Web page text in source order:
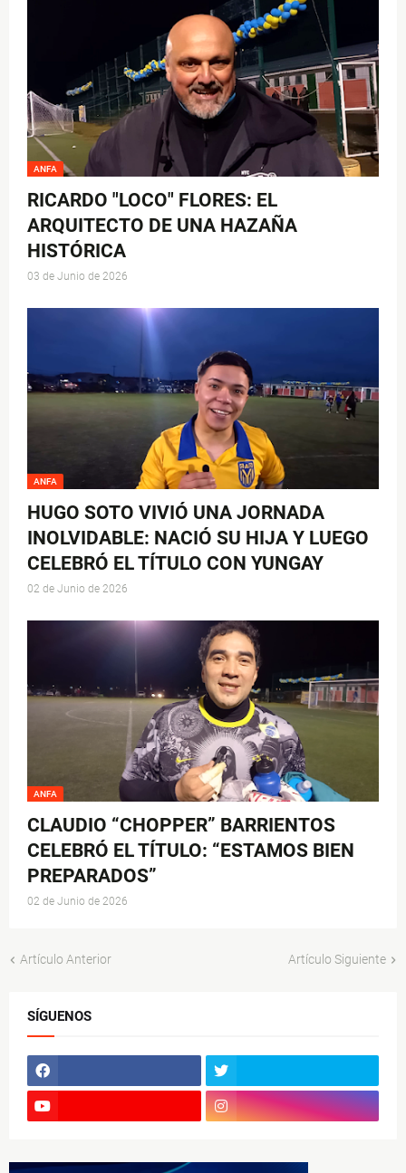
ANFA
RICARDO "LOCO" FLORES: EL
ARQUITECTO DE UNA HAZAÑA
HISTÓRICA
03 de Junio de 2026
ANFA
HUGO SOTO VIVIÓ UNA JORNADA
INOLVIDABLE: NACIÓ SU HIJA Y LUEGO
CELEBRÓ EL TÍTULO CON YUNGAY
02 de Junio de 2026
ANFA
CLAUDIO “CHOPPER” BARRIENTOS
CELEBRÓ EL TÍTULO: “ESTAMOS BIEN
PREPARADOS”
02 de Junio de 2026
Artículo Anterior Artículo Siguiente
SÍGUENOS